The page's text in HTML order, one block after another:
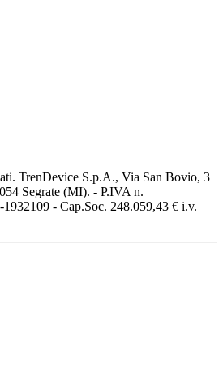
TrenDevice S.p.A., Via San Bovio, 3
Segrate (MI). - P.IVA n.
- Cap.Soc. 248.059,43 € i.v.